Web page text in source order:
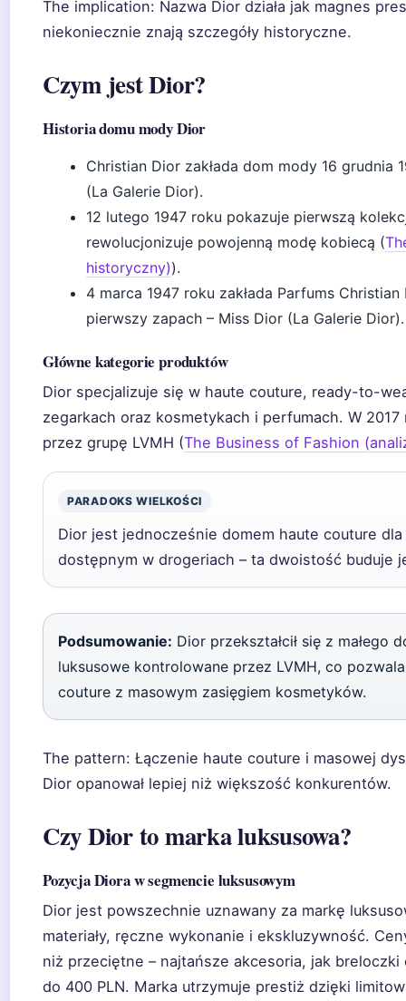
The implication: Nazwa Dior działa jak magnes
niekoniecznie znają szczegóły historyczne.
Czym jest Dior?
Historia domu mody Dior
Christian Dior zakłada dom mody 16
(La Galerie Dior).
12 lutego 1947 roku pokazuje pierwszą
rewolucjonizuje powojenną modę kobiecą (
historyczny)).
4 marca 1947 roku zakłada Parfums
pierwszy zapach – Miss Dior (La Galerie Dior).
Główne kategorie produktów
Dior specjalizuje się w haute couture, ready-to-
zegarkach oraz kosmetykach i perfumach. W 2017
przez grupę LVMH (The Business of Fashion
PARADOKS WIELKOŚCI
Dior jest jednocześnie domem haute couture
dostępnym w drogeriach – ta dwoistość buduje
Podsumowanie: Dior przekształcił się z małego
luksusowe kontrolowane przez LVMH, co
couture z masowym zasięgiem kosmetyków.
The pattern: Łączenie haute couture i masowej
Dior opanował lepiej niż większość konkurentów.
Czy Dior to marka luksusowa?
Pozycja Diora w segmencie luksusowym
Dior jest powszechnie uznawany za markę
materiały, ręczne wykonanie i ekskluzywność.
niż przeciętne – najtańsze akcesoria, jak
do 400 PLN. Marka utrzymuje prestiż dzięki